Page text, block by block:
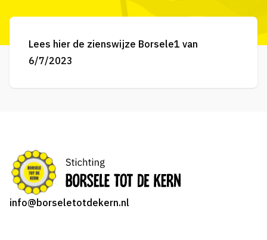
Lees hier de zienswijze Borsele1 van
6/7/2023
info@borseletotdekern.nl